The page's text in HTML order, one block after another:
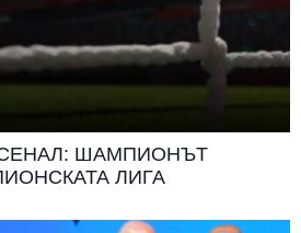
ШАМПИОНЪТ
ЛИГА